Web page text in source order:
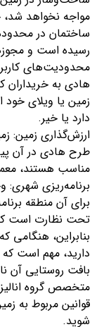
مواجه نخواهد شد،
ساختمان در
رسیده است و
محدودیت‌های
هادی به خریداران
زمین یا ویلای خود
دارد یا خیر.
ارزش‌گذاری زمین:
طرح هادی در آن
مناسب هستند،
برنامه‌ریزی
برای آن منطقه
تحت نظارت است
بنابراین، هنگامی
دارید، مهم است
بافت روستایی آن
متخصص گروه
قوانین مربوط به
شوید.